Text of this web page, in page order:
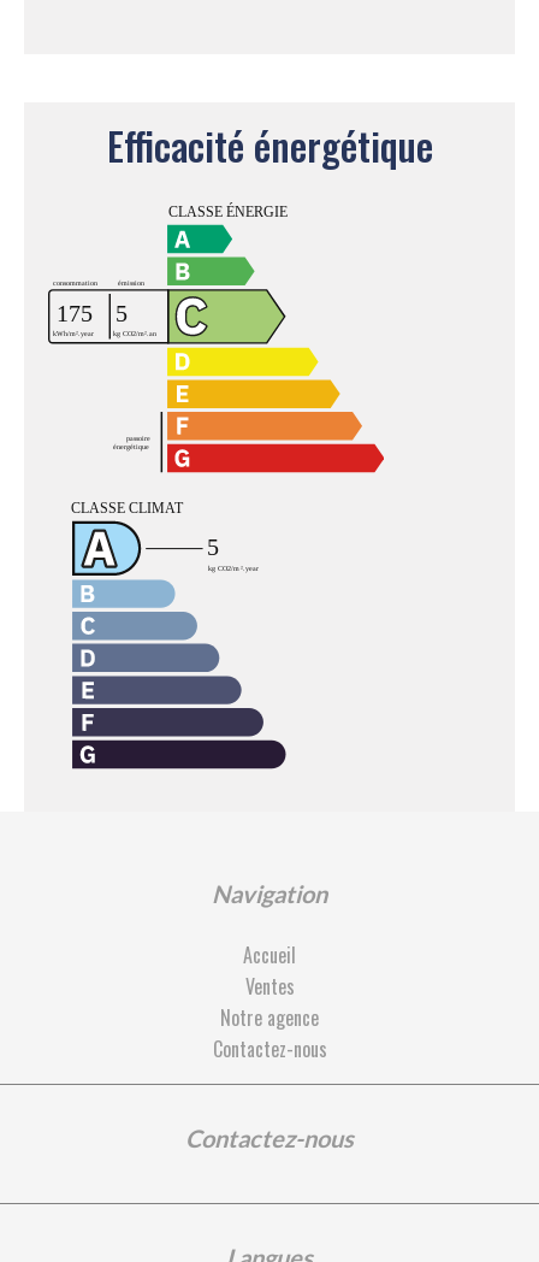
Efficacité énergétique
Navigation
Accueil
Ventes
Notre agence
Contactez-nous
Contactez-nous